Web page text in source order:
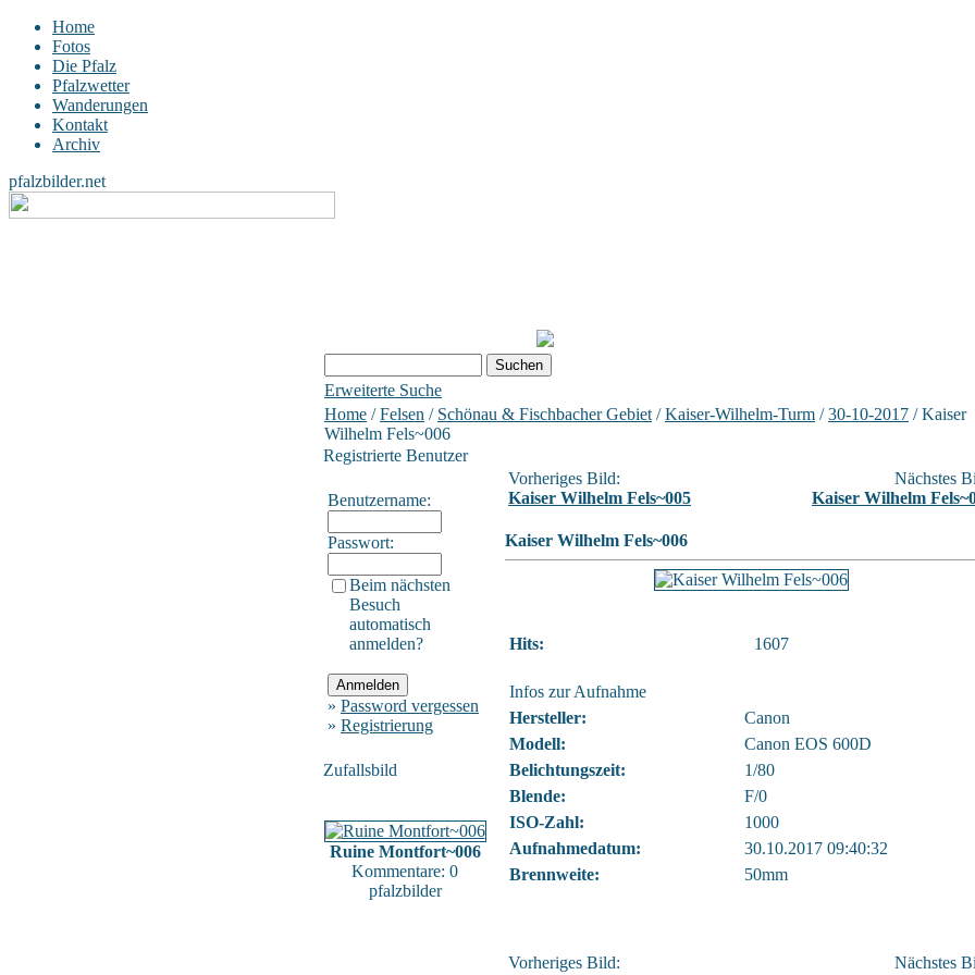
Home
Fotos
Die Pfalz
Pfalzwetter
Wanderungen
Kontakt
Archiv
pfalzbilder.net
Erweiterte Suche
Home /Felsen / Schönau & Fischbacher Gebiet /Kaiser-Wilhelm-Turm /30-10-2017 / Kaiser
Wilhelm Fels~006
Registrierte Benutzer
Benutzername:
Passwort:
Beim nächsten
Besuch
automatisch
anmelden?
» Password vergessen
» Registrierung
Zufallsbild
Ruine Montfort~006
Kommentare: 0
pfalzbilder
Vorheriges Bild:
Kaiser Wilhelm Fels~005
Nächstes
Kaiser Wilhelm
Kaiser Wilhelm Fels~006
Hits: 1607
Infos zur Aufnahme
Hersteller:
Canon
Modell:
Canon EOS 600D
Belichtungszeit:
1/80
Blende:
F/0
ISO-Zahl:
1000
Aufnahmedatum:
30.10.2017 09:40:32
Brennweite:
50mm
Vorheriges Bild:
Nächstes